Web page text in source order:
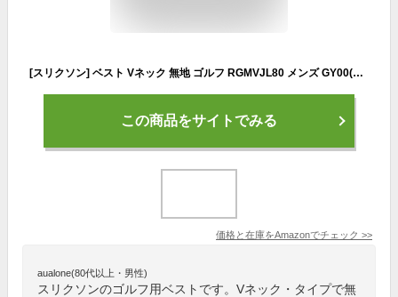
[スリクソン] ベスト Vネック 無地 ゴルフ RGMVJL80 メンズ GY00(グレー) 日本サイズL相当
この商品をサイトでみる
価格と在庫をAmazonでチェック >>
aualone(80代以上・男性)
スリクソンのゴルフ用ベストです。Vネック・タイプで無